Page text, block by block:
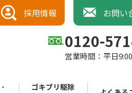
お問い
採用情報
0120-
営業時間：平日
ゴキブリ駆除